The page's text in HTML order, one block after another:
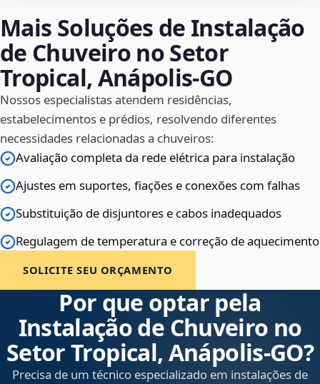
Mais Soluções de Instalação
de Chuveiro no Setor
Tropical, Anápolis‑GO
Nossos especialistas atendem residências,
estabelecimentos e prédios, resolvendo diferentes
necessidades relacionadas a chuveiros:
Avaliação completa da rede elétrica para instalação
Ajustes em suportes, fiações e conexões com falhas
Substituição de disjuntores e cabos inadequados
Regulagem de temperatura e correção de aquecimento
SOLICITE SEU ORÇAMENTO
Por que optar pela
Instalação de Chuveiro no
Setor Tropical, Anápolis‑GO?
Precisa de um técnico especializado em instalações de